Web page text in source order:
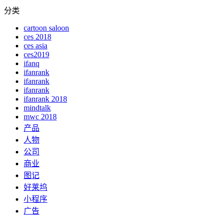
分类
cartoon saloon
ces 2018
ces asia
ces2019
ifanq
ifanrank
ifanrank
ifanrank
ifanrank 2018
mindtalk
mwc 2018
产品
人物
公司
商业
图记
好莱坞
小程序
广告